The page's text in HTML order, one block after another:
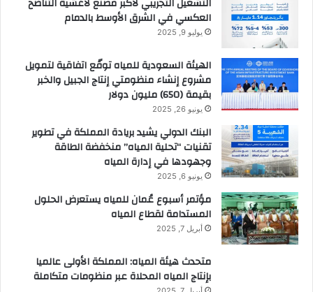
العكسي في الشرق الأوسط بالدمام
يوليو 9, 2025
الهيئة السعودية للمياه توقّع اتفاقية لتمويل
مشروع إنشاء منظومتي إنتاج الجبيل والخبر
بقيمة (650) مليون دولار
يونيو 26, 2025
البنك الدولي يشيد بريادة المملكة في تطوير
تقنيات “تحلية المياه” منخفضة الطاقة
وجهودها في إدارة المياه
يونيو 6, 2025
مؤتمر أسبوع عُمان للمياه يستعرض الحلول
المستدامة لقطاع المياه
أبريل 7, 2025
متحدث هيئة المياه: المملكة الأولى عالميا
بإنتاج المياه المحلاة عبر منظومات متكاملة